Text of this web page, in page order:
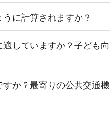
に計算されますか？
していますか？子ども向
か？最寄りの公共交通機